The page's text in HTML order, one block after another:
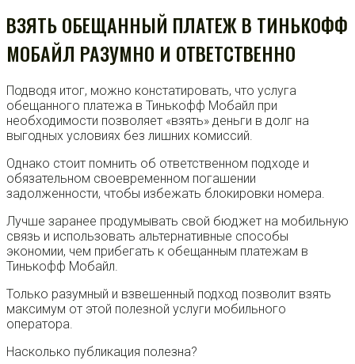
ВЗЯТЬ ОБЕЩАННЫЙ ПЛАТЕЖ В ТИНЬКОФФ
МОБАЙЛ РАЗУМНО И ОТВЕТСТВЕННО
Подводя итог, можно констатировать, что услуга
обещанного платежа в Тинькофф Мобайл при
необходимости позволяет «взять» деньги в долг на
выгодных условиях без лишних комиссий.
Однако стоит помнить об ответственном подходе и
обязательном своевременном погашении
задолженности, чтобы избежать блокировки номера.
Лучше заранее продумывать свой бюджет на мобильную
связь и использовать альтернативные способы
экономии, чем прибегать к обещанным платежам в
Тинькофф Мобайл.
Только разумный и взвешенный подход позволит взять
максимум от этой полезной услуги мобильного
оператора.
Насколько публикация полезна?